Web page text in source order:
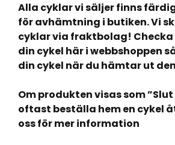
Alla cyklar vi säljer finns
för avhämtning i butiken. Vi
cyklar via fraktbolag! Checka
din cykel här i webbshoppen
din cykel när du hämtar ut
Om produkten visas som
oftast beställa hem en cykel
oss för mer information